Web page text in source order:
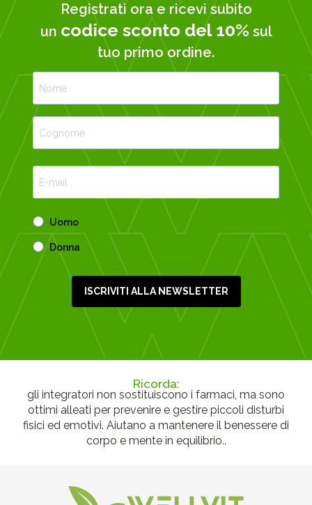
Registrati ora e ricevi subito
un codice sconto del 10% sul
tuo primo ordine.
Uomo
Donna
ISCRIVITI ALLA NEWSLETTER
Ricorda:
gli integratori non sostituiscono i farmaci, ma sono
ottimi alleati per prevenire e gestire piccoli disturbi
fisici ed emotivi. Aiutano a mantenere il benessere di
corpo e mente in equilibrio..